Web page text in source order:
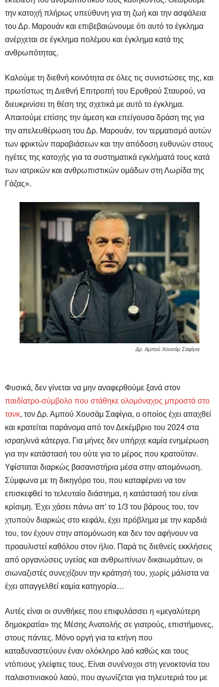
την κατοχή πλήρως υπεύθυνη για τη ζωή και την ασφάλεια
του Δρ. Μαρουάν και επιβεβαιώνουμε ότι αυτό το έγκλημα
ανέρχεται σε έγκλημα πολέμου και έγκλημα κατά της
ανθρωπότητας.
Καλούμε τη διεθνή κοινότητα σε όλες τις συνιστώσες της, και
πρωτίστως τη Διεθνή Επιτροπή του Ερυθρού Σταυρού, να
διευκρινίσει τη θέση της σχετικά με αυτό το έγκλημα.
Απαιτούμε επίσης την άμεση και επείγουσα δράση της για
την απελευθέρωση του Δρ. Μαρουάν, τον τερματισμό αυτών
των φρικτών παραβιάσεων και την απόδοση ευθυνών στους
ηγέτες της κατοχής για τα συστηματικά εγκλήματά τους κατά
των ιατρικών και ανθρωπιστικών ομάδων στη Λωρίδα της
Γάζας».
Δρ. Αμπού Χουσάμ Σαφίγια
Φυσικά, δεν γίνεται να μην αναφερθούμε ξανά στον
παιδίατρο-σύμβολο που στάθηκε ολομόναχος μπροστά στο
τανκ, τον Δρ. Αμπού Χουσάμ Σαφίγια, ο οποίος έχει απαχθεί
και κρατείται παράνομα από τον Δεκέμβριο του 2024 στα
ισραηλινά κάτεργα. Για μήνες δεν υπήρχε καμία ενημέρωση
για την κατάστασή του ούτε για το μέρος που κρατούταν.
Υφίσταται διαρκώς βασανιστήρια μέσα στην απομόνωση.
Σύμφωνα με τη δικηγόρο του, που καταφέρνει να τον
επισκεφθεί το τελευταίο διάστημα, η κατάστασή του είναι
κρίσιμη. Έχει χάσει πάνω απ’ το 1/3 του βάρους του, τον
χτυπούν διαρκώς στο κεφάλι, έχει πρόβλημα με την καρδιά
του, τον έχουν στην απομόνωση και δεν τον αφήνουν να
προαυλιστεί καθόλου στον ήλιο. Παρά τις διεθνείς εκκλήσεις
από οργανώσεις υγείας και ανθρωπίνων δικαιωμάτων, οι
σιωναζιστές συνεχίζουν την κράτησή του, χωρίς μάλιστα να
έχει απαγγελθεί καμία κατηγορία…
Αυτές είναι οι συνθήκες που επιφυλάσσει η «μεγαλύτερη
δημοκρατία» της Μέσης Ανατολής σε γιατρούς, επιστήμονες,
στους πάντες. Μόνο οργή για τα κτήνη που
καταδυναστεύουν έναν ολόκληρο λαό καθώς και τους
ντόπιους γλείφτες τους. Είναι συνένοχοι στη γενοκτονία του
παλαιστινιακού λαού, που αγωνίζεται για τηλευτεριά του με